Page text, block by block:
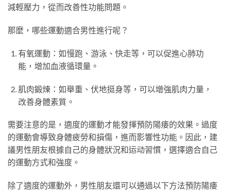
減輕壓力，從而改善性功能問題。
那麼，哪些運動適合男性進行呢？
有氧運動：如慢跑、游泳、快走等，可以促進心肺功
能，增加血液循環量。
肌肉鍛煉：如舉重、伏地挺身等，可以增強肌肉力量，
改善身體素質。
需要注意的是，適度的運動才能發揮預防陽痿的效果。過度
的運動會導致身體疲勞和損傷，進而影響性功能。因此，建
議男性朋友根據自己的身體狀況和运动習慣，選擇適合自己
的運動方式和強度。
除了適度的運動外，男性朋友還可以通過以下方法預防陽痿